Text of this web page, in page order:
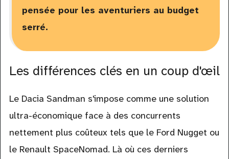
pensée pour les aventuriers au budget
serré.
Les différences clés en un coup d'œil
Le Dacia Sandman s'impose comme une solution
ultra-économique face à des concurrents
nettement plus coûteux tels que le Ford Nugget ou
le Renault SpaceNomad. Là où ces derniers